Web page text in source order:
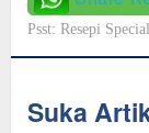
Psst: Resepi
Suka